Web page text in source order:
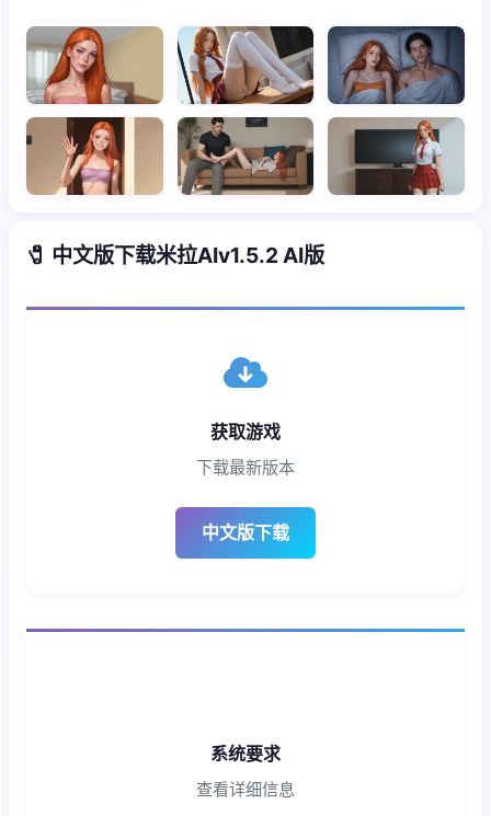
🧷 中文版下载米拉AIv1.5.2 AI版
获取游戏
下载最新版本
中文版下载
系统要求
查看详细信息